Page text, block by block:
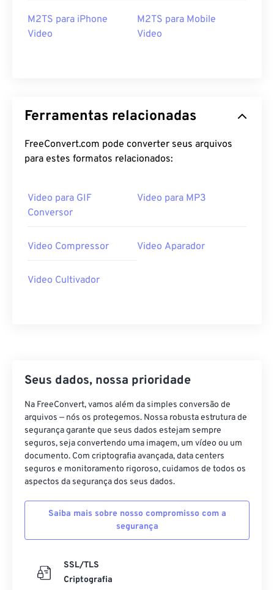
M2TS para iPhone
Video
M2TS para Mobile
Video
Ferramentas relacionadas
FreeConvert.com pode converter seus arquivos
para estes formatos relacionados:
Video para GIF
Conversor
Video para MP3
Video Compressor Video Aparador
Video Cultivador
Seus dados, nossa prioridade
Na FreeConvert, vamos além da simples conversão de
arquivos — nós os protegemos. Nossa robusta estrutura de
segurança garante que seus dados estejam sempre
seguros, seja convertendo uma imagem, um vídeo ou um
documento. Com criptografia avançada, data centers
seguros e monitoramento rigoroso, cuidamos de todos os
aspectos da segurança dos seus dados.
Saiba mais sobre nosso compromisso com a
segurança
SSL/TLS
Criptografia